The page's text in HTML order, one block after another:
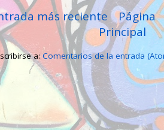
más reciente
Página
Principal
a: Comentarios de la entrada